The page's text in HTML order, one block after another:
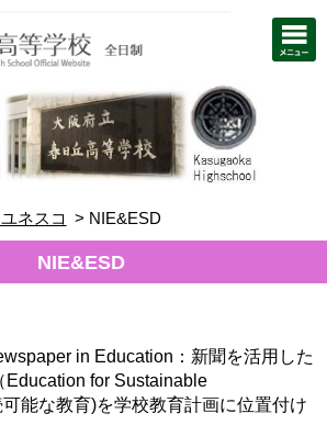
ネスコ NIE&ESD
NIE&ESD
in Education：新聞を活用した
for Sustainable
能な教育)を学校教育計画に位置付け